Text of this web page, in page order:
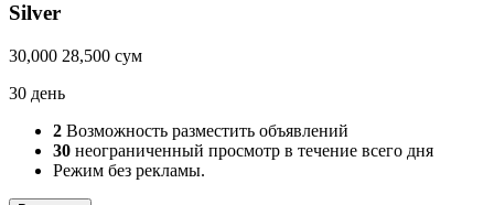
Silver
30,000 28,500 сум
30 день
2 Возможность разместить объявлений
30 неограниченный просмотр в течение всего дня
Режим без рекламы.